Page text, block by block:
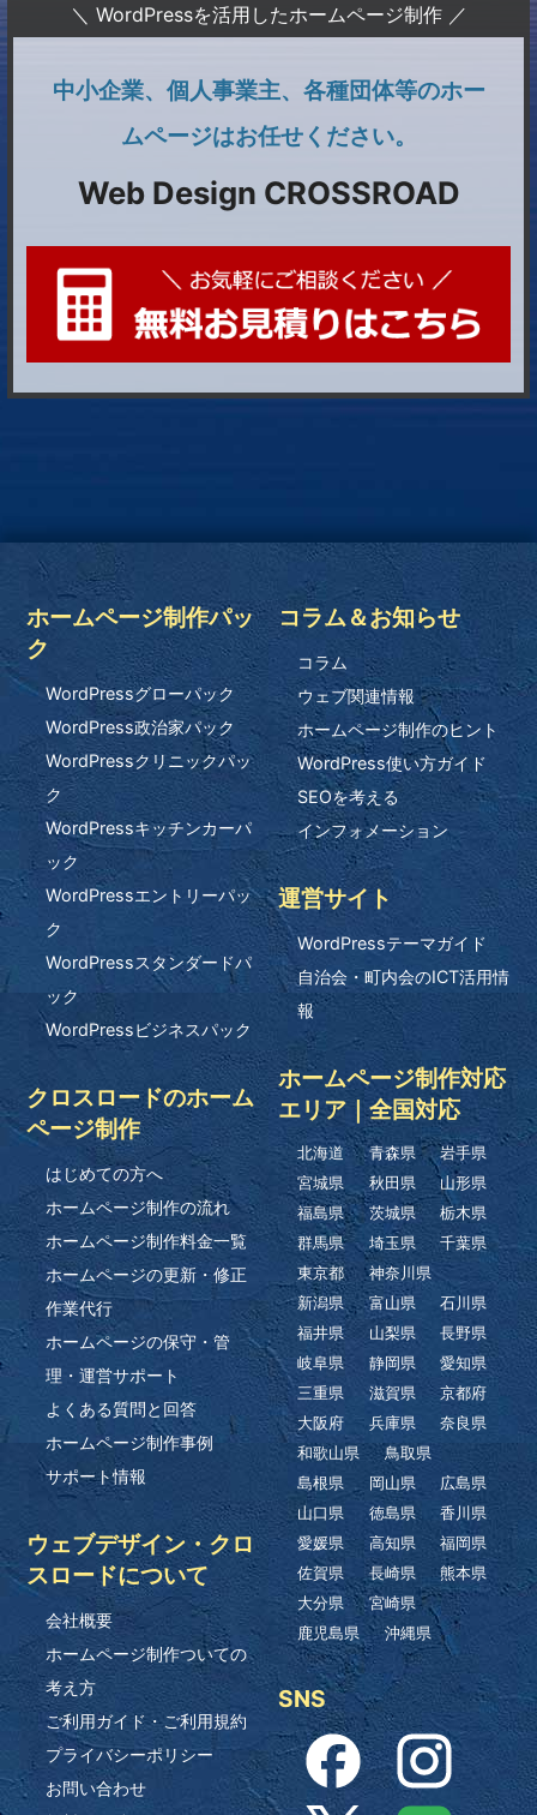
＼ WordPressを活用したホームページ制作 ／
中小企業、個人事業主、各種団体等のホー
ムページはお任せください。
Web Design CROSSROAD
ホームページ制作パッ
ク
WordPressグローパック
WordPress政治家パック
WordPressクリニックパッ
ク
WordPressキッチンカーパ
ック
WordPressエントリーパッ
ク
WordPressスタンダードパ
ック
WordPressビジネスパック
クロスロードのホーム
ページ制作
はじめての方へ
ホームページ制作の流れ
ホームページ制作料金一覧
ホームページの更新・修正
作業代行
ホームページの保守・管
理・運営サポート
よくある質問と回答
ホームページ制作事例
サポート情報
ウェブデザイン・クロ
スロードについて
会社概要
ホームページ制作ついての
考え方
ご利用ガイド・ご利用規約
プライバシーポリシー
お問い合わせ
コラム＆お知らせ
コラム
ウェブ関連情報
ホームページ制作のヒント
WordPress使い方ガイド
SEOを考える
インフォメーション
運営サイト
WordPressテーマガイド
自治会・町内会のICT活用情
報
ホームページ制作対応
エリア｜全国対応
北海道 青森県
岩手県
宮城県
秋田県
山形県
福島県
茨城県
栃木県
群馬県
埼玉県
千葉県
東京都
神奈川県
新潟県
富山県
石川県
福井県
山梨県
長野県
岐阜県
静岡県
愛知県
三重県
滋賀県
京都府
大阪府
兵庫県
奈良県
和歌山県
鳥取県
島根県
岡山県
広島県
山口県
徳島県
香川県
愛媛県
高知県
福岡県
佐賀県
長崎県
熊本県
大分県
宮崎県
鹿児島県
沖縄県
SNS